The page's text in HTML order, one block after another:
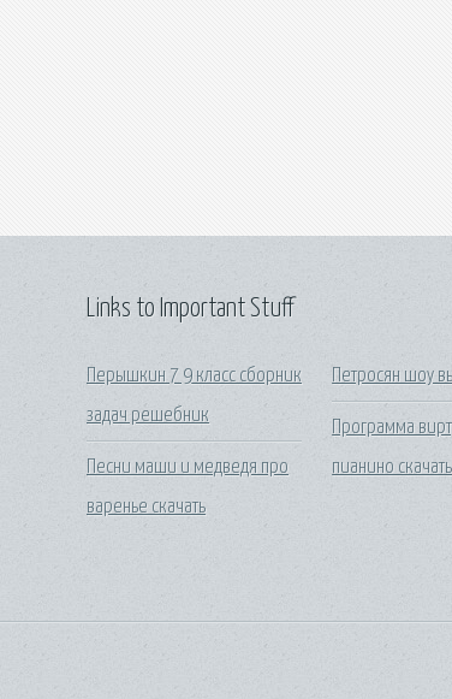
Links to Important Stuff
Перышкин 7 9 класс сборник
задач решебник
Песни маши и медведя про
варенье скачать
Петросян шоу
Программа
пианино скачать